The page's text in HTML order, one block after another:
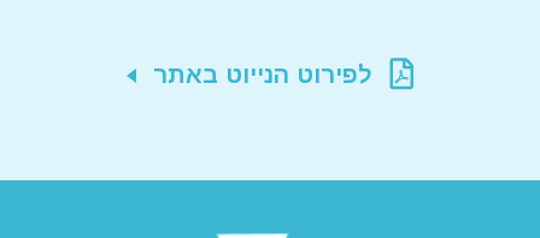
לפירוט הנייוט באתר